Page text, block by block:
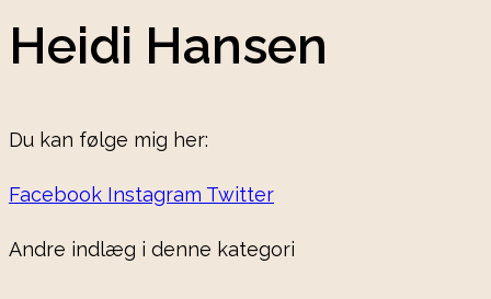
Heidi Hansen
Du kan følge mig her:
Facebook Instagram Twitter
Andre indlæg i denne kategori